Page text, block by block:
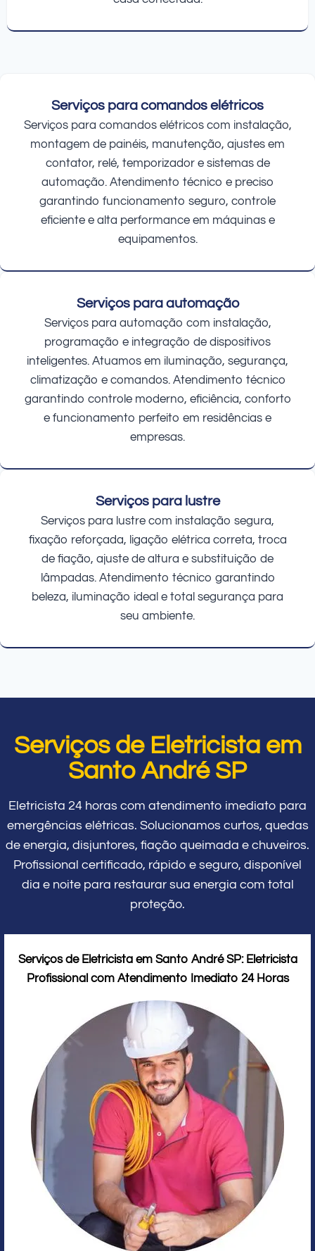
Serviços para comandos elétricos
Serviços para comandos elétricos com instalação,
montagem de painéis, manutenção, ajustes em
contator, relé, temporizador e sistemas de
automação. Atendimento técnico e preciso
garantindo funcionamento seguro, controle
eficiente e alta performance em máquinas e
equipamentos.
Serviços para automação
Serviços para automação com instalação,
programação e integração de dispositivos
inteligentes. Atuamos em iluminação, segurança,
climatização e comandos. Atendimento técnico
garantindo controle moderno, eficiência, conforto
e funcionamento perfeito em residências e
empresas.
Serviços para lustre
Serviços para lustre com instalação segura,
fixação reforçada, ligação elétrica correta, troca
de fiação, ajuste de altura e substituição de
lâmpadas. Atendimento técnico garantindo
beleza, iluminação ideal e total segurança para
seu ambiente.
Serviços de Eletricista em
Santo André SP
Eletricista 24 horas com atendimento imediato para
emergências elétricas. Solucionamos curtos, quedas
de energia, disjuntores, fiação queimada e chuveiros.
Profissional certificado, rápido e seguro, disponível
dia e noite para restaurar sua energia com total
proteção.
Serviços de Eletricista em Santo André SP: Eletricista
Profissional com Atendimento Imediato 24 Horas